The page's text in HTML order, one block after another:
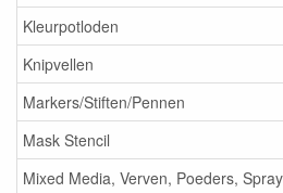
Kleurpotloden
Knipvellen
Markers/Stiften/Pennen
Mask Stencil
Mixed Media, Verven, Poeders,